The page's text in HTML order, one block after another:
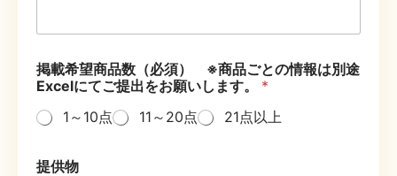
掲載希望商品数（必須） ※商品ごとの情報は別途
Excelにてご提出をお願いします。 *
1～10点
11～20点 21点以上
提供物